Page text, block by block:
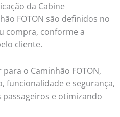
da Cabine
FOTON são definidos no
compra, conforme a
cliente.
o Caminhão FOTON,
funcionalidade e segurança,
e otimizando